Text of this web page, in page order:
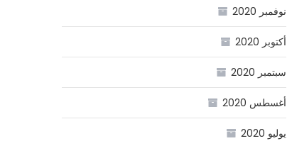
نوفمبر 2020
أكتوبر 2020
سبتمبر 2020
أغسطس 2020
يوليو 2020